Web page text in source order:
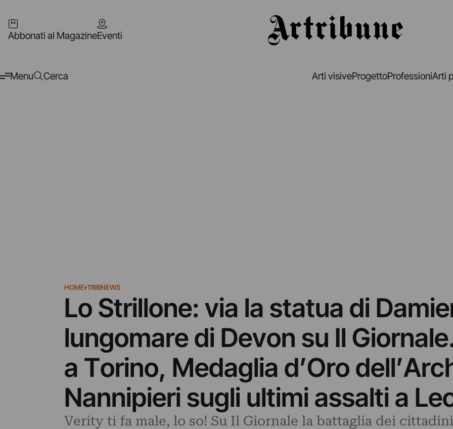
Abbonati al MagazineEventi
Menu Cerca Arti visiveProgettoProfessioniArti
HOME›TRIBNEWS
Lo Strillone: via la statua di
lungomare di Devon su Il
a Torino, Medaglia d’Oro
Nannipieri sugli ultimi assalti a
Verity ti fa male, lo so! Su Il Giornale la battaglia dei